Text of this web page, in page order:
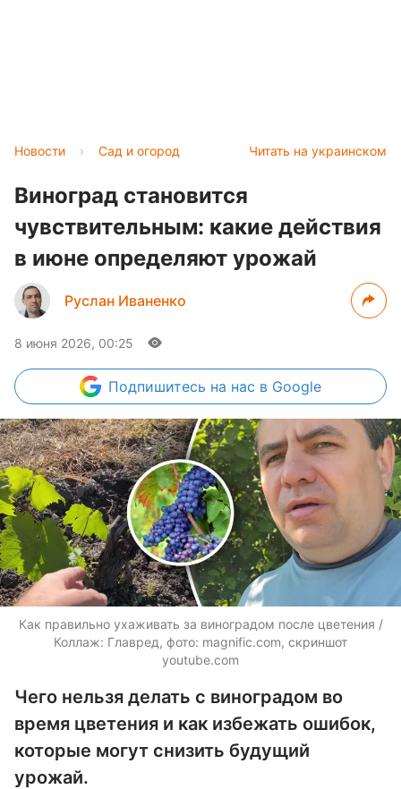
Читать на украинском
Новости › Сад и огород
Виноград становится
чувствительным: какие действия
в июне определяют урожай
Руслан Иваненко
8 июня 2026, 00:25
Подпишитесь на нас в Google
Как правильно ухаживать за виноградом после цветения /
Коллаж: Главред, фото: magnific.com, скриншот
youtube.com
Чего нельзя делать с виноградом во
время цветения и как избежать ошибок,
которые могут снизить будущий
урожай.